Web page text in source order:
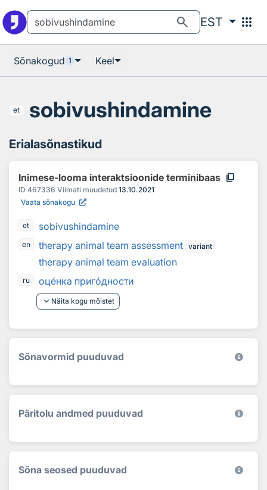
search EST apps
Sõnakogud 1 Keel
et sobivushindamine
Erialasõnastikud
Inimese-looma interaktsioonide terminibaas content_copy
ID 467336 Viimati muudetud 13.10.2021
Vaata sõnakogu
et sobivushindamine
en therapy animal team assessment variant
therapy animal team evaluation
ru оценка пригодности
keyboard_arrow_down Näita kogu mõistet
Sõnavormid puuduvad
Päritolu andmed puuduvad
Sõna seosed puuduvad